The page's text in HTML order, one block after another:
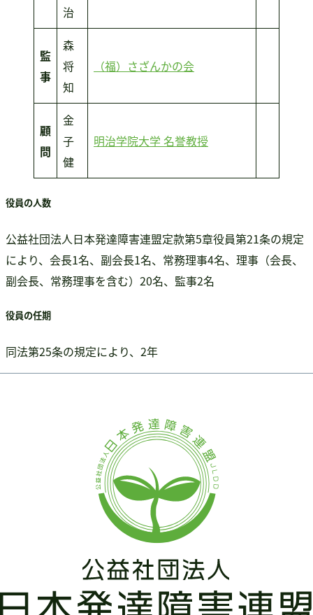
治
監
事
森
将
知
（福）さざんかの会
顧
問
金
子
健
明治学院大学 名誉教授
役員の人数
公益社団法人日本発達障害連盟定款第5章役員第21条の規定
により、会長1名、副会長1名、常務理事4名、理事（会長、
副会長、常務理事を含む）20名、監事2名
役員の任期
同法第25条の規定により、2年